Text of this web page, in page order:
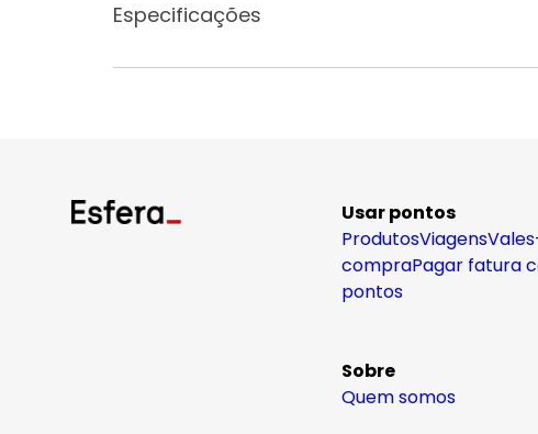
Especificações
Usar pontos
ProdutosViagens
compraPagar fatura
pontos
Sobre
Quem somos